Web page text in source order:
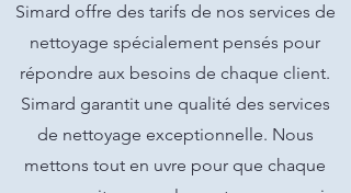
Simard offre des tarifs de nos services de
nettoyage spécialement pensés pour
répondre aux besoins de chaque client.
Simard garantit une qualité des services
de nettoyage exceptionnelle. Nous
mettons tout en uvre pour que chaque